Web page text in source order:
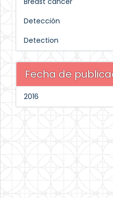
Detección
Detection
Fecha de
2016